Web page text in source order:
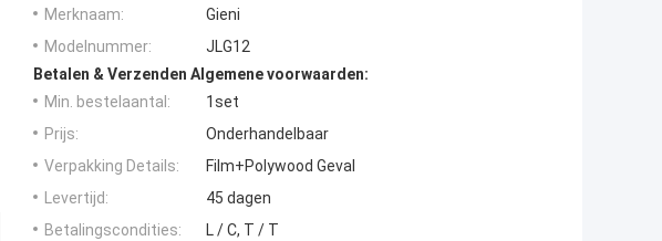
Merknaam:
Gieni
Modelnummer:
JLG12
Betalen & Verzenden Algemene voorwaarden:
Min. bestelaantal:
1set
Prijs:
Onderhandelbaar
Verpakking Details:
Film+Polywood Geval
Levertijd:
45 dagen
Betalingscondities:
L / C, T / T